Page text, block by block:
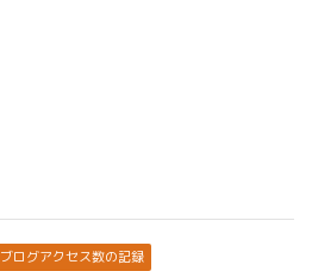
ブログアクセス数の記録